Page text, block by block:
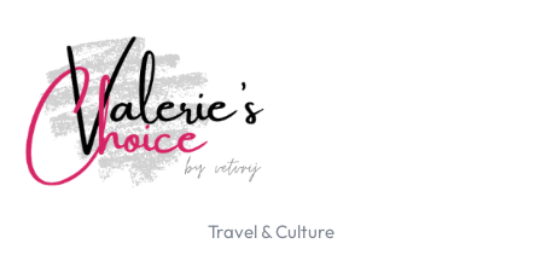
Travel & Culture